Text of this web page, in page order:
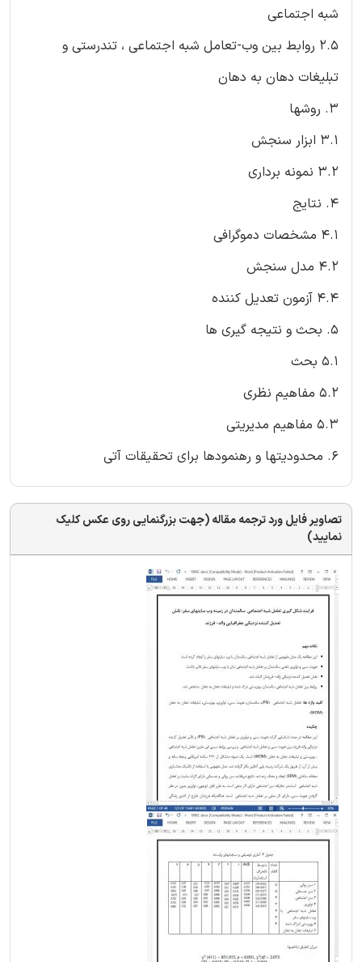
شبه اجتماعی
2.5 روابط بین وب-تعامل شبه اجتماعی ، تندرستی و
تبلیغات دهان به دهان
3. روشها
3.1 ابزار سنجش
3.2 نمونه برداری
4. نتایج
4.1 مشخصات دموگرافی
4.2 مدل سنجش
4.4 آزمون تعدیل کننده
5. بحث و نتیجه گیری ها
5.1 بحث
5.2 مفاهیم نظری
5.3 مفاهیم مدیریتی
6. محدودیتها و رهنمودها برای تحقیقات آتی
تصاویر فایل ورد ترجمه مقاله (جهت بزرگنمایی روی عکس کلیک
نمایید)